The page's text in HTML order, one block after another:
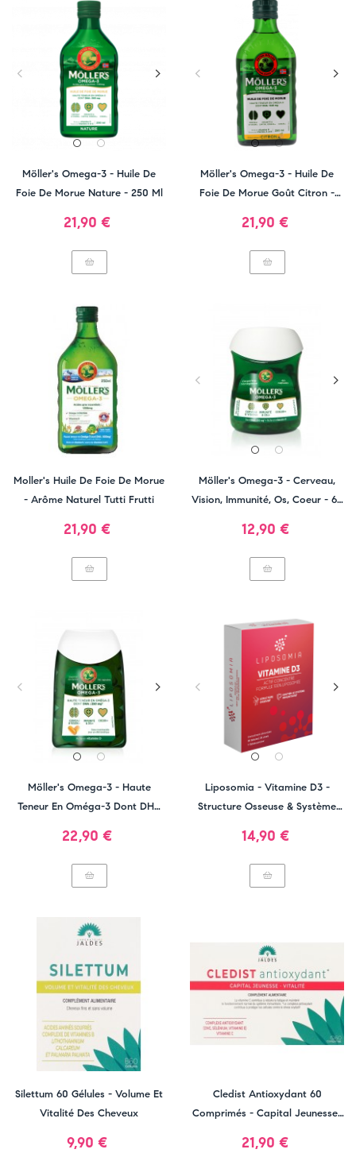
Möller's Omega-3 - Huile De
Foie De Morue Nature - 250 Ml
Prix
21,90 €
Möller's Omega-3 - Huile De
Foie De Morue Goût Citron -
Prix
21,90 €
Moller's Huile De Foie De Morue
- Arôme Naturel Tutti Frutti
Prix
21,90 €
Möller's Omega-3 - Cerveau,
Vision, Immunité, Os, Coeur - 60
Prix
12,90 €
Möller's Omega-3 - Haute
Teneur En Oméga-3 Dont DHA
Prix
22,90 €
Liposomia - Vitamine D3 -
Structure Osseuse & Système
Prix
14,90 €
Silettum 60 Gélules - Volume Et
Vitalité Des Cheveux
Prix
9,90 €
Cledist Antioxydant 60
Comprimés - Capital Jeunesse-
Prix
21,90 €